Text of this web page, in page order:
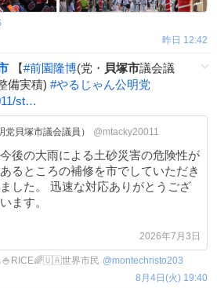
昨日 12:42
【#前園隆博(党・ 貝塚市議会議
備実積) #やるじゃん公明党
st…
党貝塚市議会議員） @mtacky20011
今後の大雨による土砂災害の危険性が
あるところの補修を市でしていただき
ました。 迅速な対応ありがとうござ
います。
2026年7月3日
🍚RICE🌈🇺🇦世界市民 @montechristo203
8月4日(火) 19:40